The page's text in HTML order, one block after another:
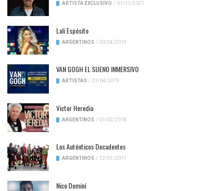
ARTISTA EXCLUSIVO / 01/11/2021
Lali Espósito
ARGENTINOS / 30/04/2019
VAN GOGH EL SUENO INMERSIVO
ARTISTAS / 01/04/2019
Victor Heredia
ARGENTINOS / 01/02/2018
Los Auténticos Decadentes
ARGENTINOS / 12/01/2017
Nico Dominí